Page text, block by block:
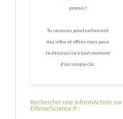
promis !
Tu recevras ponctuellement
des infos et offres mais peux
te désinscrire à tout moment
d’un simple clic.
Rechercher une informAction sur
EfferveScience.fr :